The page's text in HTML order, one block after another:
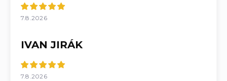
7.8.2026
IVAN JIRÁK
7.8.2026